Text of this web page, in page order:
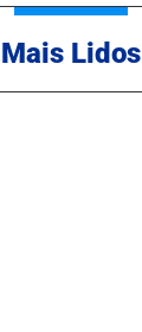
Mais Lidos